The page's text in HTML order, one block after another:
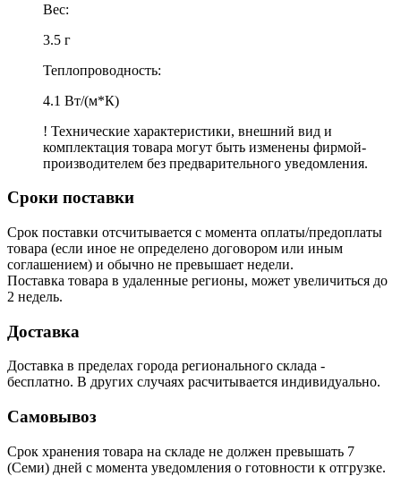
Вес:
3.5 г
Теплопроводность:
4.1 Вт/(м*К)
! Технические характеристики, внешний вид и
комплектация товара могут быть изменены фирмой-
производителем без предварительного уведомления.
Сроки поставки
Срок поставки отсчитывается с момента оплаты/предоплаты
товара (если иное не определено договором или иным
соглашением) и обычно не превышает недели.
Поставка товара в удаленные регионы, может увеличиться до
2 недель.
Доставка
Доставка в пределах города регионального склада -
бесплатно. В других случаях расчитывается индивидуально.
Самовывоз
Срок хранения товара на складе не должен превышать 7
(Семи) дней с момента уведомления о готовности к отгрузке.